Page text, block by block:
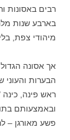
רבים באסונות
בארבע שנות
מיהודי צפת,
אך אסונה
הבערות והעוני
ראש פינה,
ובאמצעותם
פשע מאורגן –